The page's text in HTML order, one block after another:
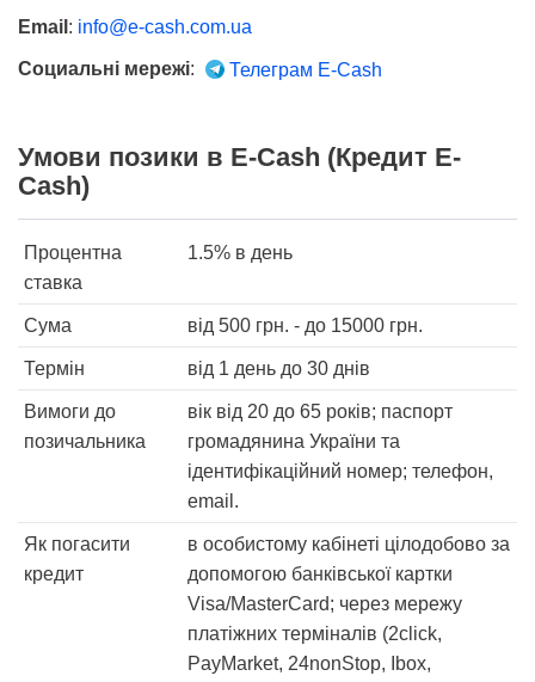
Email : info@e-cash.com.ua
Социальні мережі: Телеграм E-Cash
Умови позики в E-Cash (Кредит E-
Cash)
Процентна
ставка
1.5% в день
Сума від 500 грн. - до 15000 грн.
Термін від 1 день до 30 днів
Вимоги до
позичальника
вік від 20 до 65 років; паспорт
громадянина України та
ідентифікаційний номер; телефон,
email.
Як погасити
кредит
в особистому кабінеті цілодобово за
допомогою банківської картки
Visa/MasterCard; через мережу
платіжних терміналів (2click,
PayMarket, 24nonStop, Ibox,